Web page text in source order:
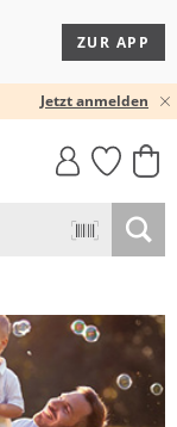
ZUR APP
Jetzt anmelden
MUST-HAVE